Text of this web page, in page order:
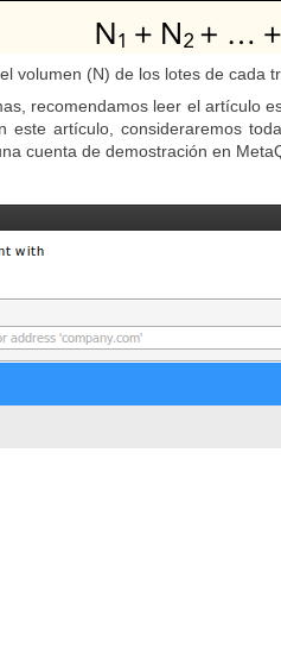
volumen (N) de los lotes de cada
recomendamos leer el artículo
este artículo, consideraremos
cuenta de demostración en